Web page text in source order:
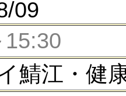
09
15:30
鯖江・健